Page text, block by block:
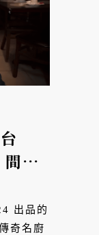
台
出品的
奇名廚